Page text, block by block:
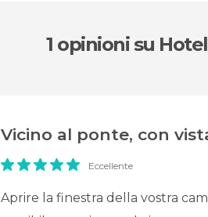
1 opinioni su
Vicino al ponte, con
Eccellente
Aprire la finestra della vostra